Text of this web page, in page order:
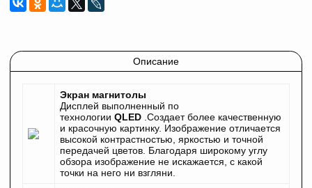
Описание
Экран магнитолы
Дисплей выполненный по
технологии QLED .Создает более качественную
и красочную картинку. Изображение отличается
высокой контрастностью, яркостью и точной
передачей цветов. Благодаря широкому углу
обзора изображение не искажается, с какой
точки на него ни взгляни.